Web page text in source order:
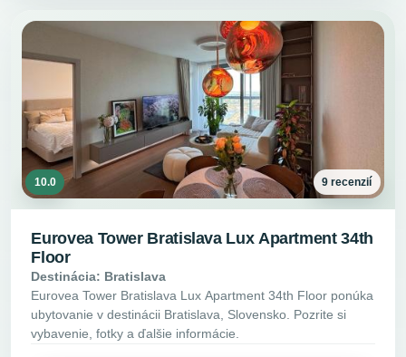
10.0 9 recenzií
Eurovea Tower Bratislava Lux Apartment 34th
Floor
Destinácia: Bratislava
Eurovea Tower Bratislava Lux Apartment 34th Floor ponúka
ubytovanie v destinácii Bratislava, Slovensko. Pozrite si
vybavenie, fotky a ďalšie informácie.